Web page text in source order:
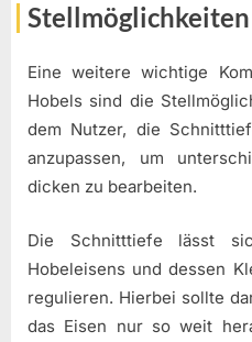
Stellmöglichkeiten
Eine weitere wichtige
Hobels sind die
dem Nutzer, die
anzupassen, um
dicken zu bearbeiten.
Die Schnitttiefe lässt
Hobeleisens und dessen
regulieren. Hierbei sollte
das Eisen nur so weit